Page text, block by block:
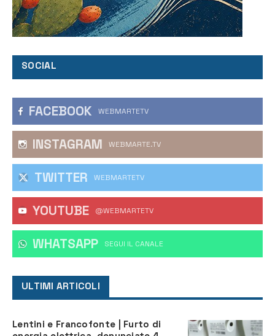
SOCIAL
FACEBOOK WEBMARTETV
INSTAGRAM WEBMARTE.TV
TWITTER WEBMARTETV
YOUTUBE @WEBMARTETV
WHATSAPP ‎SEGUI IL CANALE
ULTIMI ARTICOLI
Lentini e Francofonte | Furto di